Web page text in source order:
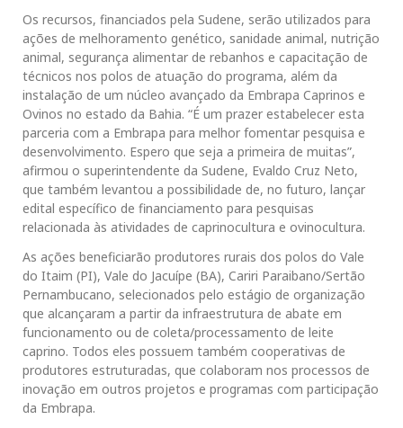
Os recursos, financiados pela Sudene, serão utilizados para
ações de melhoramento genético, sanidade animal, nutrição
animal, segurança alimentar de rebanhos e capacitação de
técnicos nos polos de atuação do programa, além da
instalação de um núcleo avançado da Embrapa Caprinos e
Ovinos no estado da Bahia. “É um prazer estabelecer esta
parceria com a Embrapa para melhor fomentar pesquisa e
desenvolvimento. Espero que seja a primeira de muitas”,
afirmou o superintendente da Sudene, Evaldo Cruz Neto,
que também levantou a possibilidade de, no futuro, lançar
edital específico de financiamento para pesquisas
relacionada às atividades de caprinocultura e ovinocultura.
As ações beneficiarão produtores rurais dos polos do Vale
do Itaim (PI), Vale do Jacuípe (BA), Cariri Paraibano/Sertão
Pernambucano, selecionados pelo estágio de organização
que alcançaram a partir da infraestrutura de abate em
funcionamento ou de coleta/processamento de leite
caprino. Todos eles possuem também cooperativas de
produtores estruturadas, que colaboram nos processos de
inovação em outros projetos e programas com participação
da Embrapa.